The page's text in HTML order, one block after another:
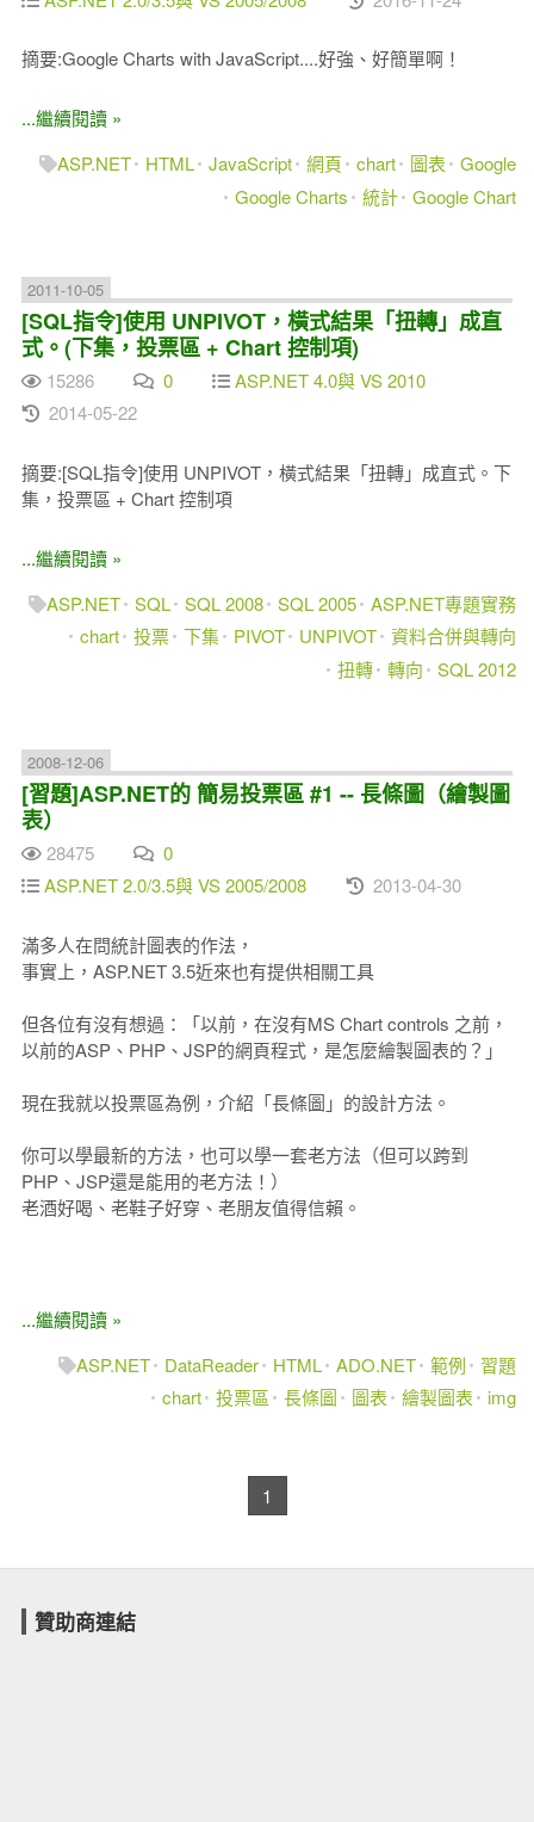
摘要:Google Charts with JavaScript....好強、好簡單啊！
...繼續閱讀 »
ASP.NET
HTML JavaScript 網頁 chart 圖表
Google
Google Charts
統計 Google Chart
2011-10-05
[SQL指令]使用 UNPIVOT，橫式結果「扭轉」成直
式。(下集，投票區 + Chart 控制項)
15286 0
ASP.NET 4.0與 VS 2010
2014-05-22
摘要:[SQL指令]使用 UNPIVOT，橫式結果「扭轉」成直式。下
集，投票區 + Chart 控制項
...繼續閱讀 »
ASP.NET SQL SQL 2008 SQL 2005 ASP.NET專題實務
chart 投票 下集 PIVOT UNPIVOT 資料合併與轉向
扭轉 轉向 SQL 2012
2008-12-06
[習題]ASP.NET的 簡易投票區 #1 -- 長條圖（繪製圖
表）
28475
0
ASP.NET 2.0/3.5與 VS 2005/2008
2013-04-30
滿多人在問統計圖表的作法，
事實上，ASP.NET 3.5近來也有提供相關工具
但各位有沒有想過：「以前，在沒有MS Chart controls 之前，
以前的ASP、PHP、JSP的網頁程式，是怎麼繪製圖表的？」
現在我就以投票區為例，介紹「長條圖」的設計方法。
你可以學最新的方法，也可以學一套老方法（但可以跨到
PHP、JSP還是能用的老方法！）
老酒好喝、老鞋子好穿、老朋友值得信賴。
...繼續閱讀 »
ASP.NET
DataReader HTML ADO.NET 範例
習題
chart 投票區 長條圖 圖表 繪製圖表 img
1
贊助商連結